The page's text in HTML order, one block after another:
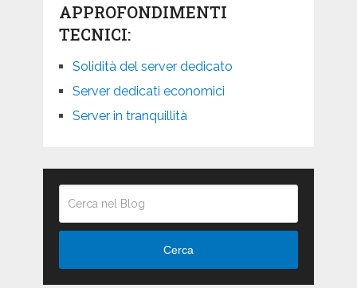
APPROFONDIMENTI
TECNICI:
Solidità del server dedicato
Server dedicati economici
Server in tranquillità
Cerca